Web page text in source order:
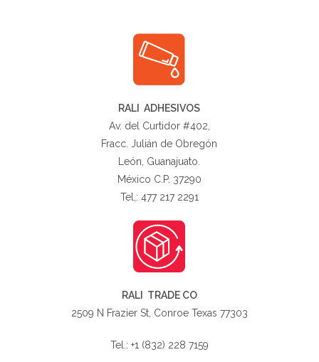
RALI ADHESIVOS
Av. del Curtidor #402,
Fracc. Julián de Obregón
León, Guanajuato.
México C.P. 37290
Tel,: 477 217 2291
RALI TRADE CO
2509 N Frazier St, Conroe Texas 77303
Tel.: +1 (832) 228 7159